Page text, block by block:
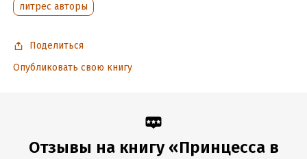
литрес авторы
Поделиться
Опубликовать свою книгу
Отзывы на книгу «Принцесса в